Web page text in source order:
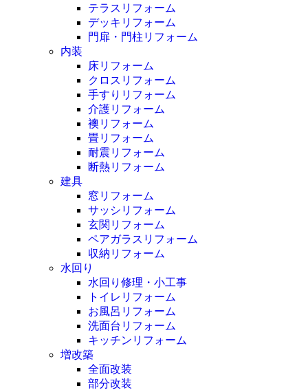
テラスリフォーム
デッキリフォーム
門扉・門柱リフォーム
内装
床リフォーム
クロスリフォーム
手すりリフォーム
介護リフォーム
襖リフォーム
畳リフォーム
耐震リフォーム
断熱リフォーム
建具
窓リフォーム
サッシリフォーム
玄関リフォーム
ペアガラスリフォーム
収納リフォーム
水回り
水回り修理・小工事
トイレリフォーム
お風呂リフォーム
洗面台リフォーム
キッチンリフォーム
増改築
全面改装
部分改装